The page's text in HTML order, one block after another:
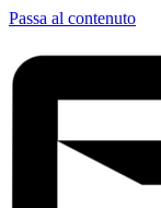
Passa al contenuto